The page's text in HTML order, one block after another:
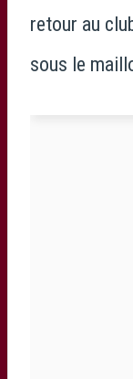
retour au
sous le